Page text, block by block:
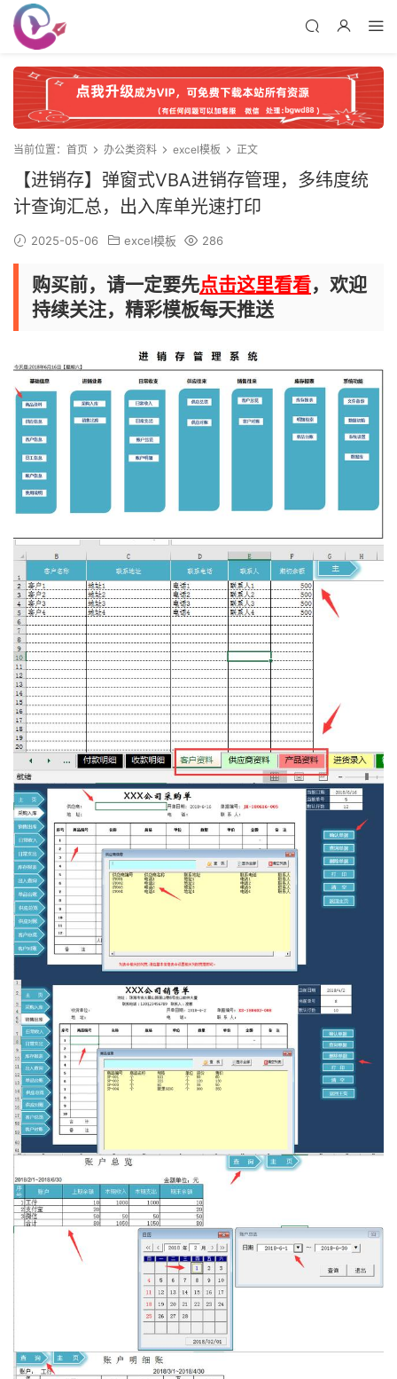
当前位置： 首页 办公类资料 excel模板 正文
【进销存】弹窗式VBA进销存管理，多纬度统
计查询汇总，出入库单光速打印
2025-05-06 excel模板 286
购买前，请一定要先点击这里看看，欢迎
持续关注，精彩模板每天推送